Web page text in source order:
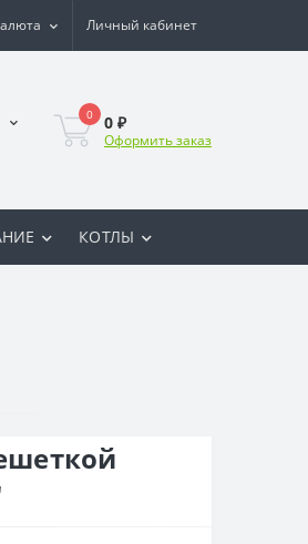
Личный кабинет
0 0 ₽
Оформить заказ
КОТЛЫ